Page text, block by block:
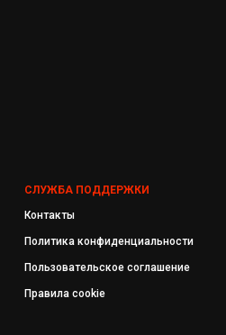
СЛУЖБА ПОДДЕРЖКИ
Контакты
Политика конфиденциальности
Пользовательское соглашение
Правила cookie